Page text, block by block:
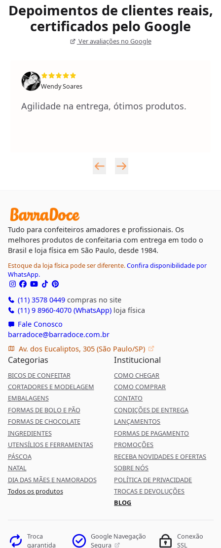
Depoimentos de clientes reais,
certificados pelo Google
Ver avaliações no Google
Wendy Soares
Agilidade na entrega, ótimos produtos.
Tudo para confeiteiros amadores e profissionais. Os
melhores produtos de confeitaria com entrega em todo o
Brasil e loja física em São Paulo, desde 1984.
Estoque da loja física pode ser diferente.Confira disponibilidade por
WhatsApp.
(11) 3578 0449compras no site
(11) 9 8960-4070 (WhatsApp)loja física
Fale Conosco
barradoce@barradoce.com.br
Av. dos Eucaliptos, 305 (São Paulo/SP)
Categorias
BICOS DE CONFEITAR
CORTADORES E MODELAGEM
EMBALAGENS
FORMAS DE BOLO E PÃO
FORMAS DE CHOCOLATE
INGREDIENTES
UTENSÍLIOS E FERRAMENTAS
PÁSCOA
NATAL
DIA DAS MÃES E NAMORADOS
Todos os produtos
Institucional
COMO CHEGAR
COMO COMPRAR
CONTATO
CONDIÇÕES DE ENTREGA
LANÇAMENTOS
FORMAS DE PAGAMENTO
PROMOÇÕES
RECEBA NOVIDADES E OFERTAS
SOBRE NÓS
POLÍTICA DE PRIVACIDADE
TROCAS E DEVOLUÇÕES
BLOG
Troca
garantida
Google Navegação
Segura
Conexão
SSL